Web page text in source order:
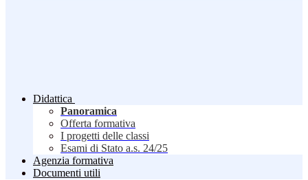
Didattica
Panoramica
Offerta formativa
I progetti delle classi
Esami di Stato a.s. 24/25
Agenzia formativa
Documenti utili